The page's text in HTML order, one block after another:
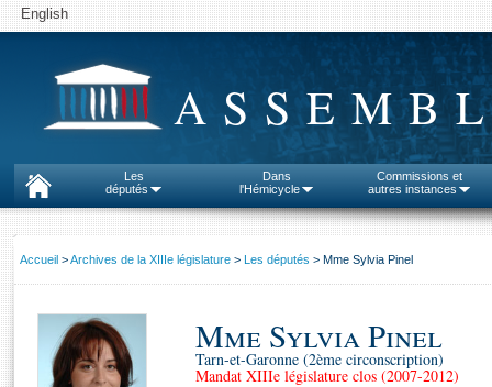
English
Les
députés
Dans
l'Hémicycle
Commissions et
autres instances
Accueil >Archives de la XIIIe législature > Les députés > Mme Sylvia Pinel
Mme Sylvia Pinel
Tarn-et-Garonne (2ème circonscription)
Mandat XIIIe législature clos (2007-2012)